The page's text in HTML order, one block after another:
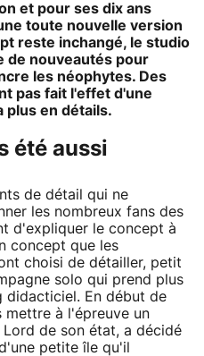
et pour ses dix ans
toute nouvelle version
reste inchangé, le studio
de nouveautés pour
les néophytes. Des
pas fait l'effet d'une
plus en détails.
été aussi
de détail qui ne
les nombreux fans des
d'expliquer le concept à
concept que les
choisi de détailler, petit
solo qui prend plus
didacticiel. En début de
à l'épreuve un
de son état, a décidé
petite île qu'il